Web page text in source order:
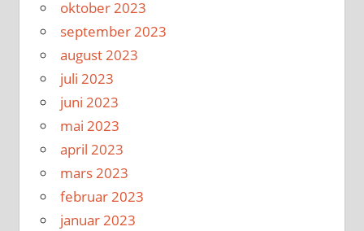
oktober 2023
september 2023
august 2023
juli 2023
juni 2023
mai 2023
april 2023
mars 2023
februar 2023
januar 2023